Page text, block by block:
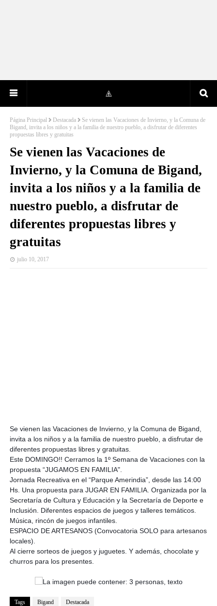
Página Principal Destacada
Se vienen las Vacaciones de Invierno, y la Comuna de
Bigand, invita a los niños y a la familia de nuestro pueblo, a disfrutar de diferentes
propuestas libres y gratuitas
Se vienen las Vacaciones de
Invierno, y la Comuna de Bigand,
invita a los niños y a la familia de
nuestro pueblo, a disfrutar de
diferentes propuestas libres y
gratuitas
julio 10, 2017
Se vienen las Vacaciones de Invierno, y la Comuna de Bigand,
invita a los niños y a la familia de nuestro pueblo, a disfrutar de
diferentes propuestas libres y gratuitas.
Este DOMINGO!! Cerramos la 1º Semana de Vacaciones con la
propuesta “JUGAMOS EN FAMILIA".
Jornada Recreativa en el “Parque Amerindia”, desde las 14:00
Hs. Una propuesta para JUGAR EN FAMILIA. Organizada por la
Secretaría de Cultura y Educación y la Secretaría de Deporte e
Inclusión. Diferentes espacios de juegos y talleres temáticos.
Música, rincón de juegos infantiles.
ESPACIO DE ARTESANOS (Convocatoria SOLO para artesanos
locales).
Al cierre sorteos de juegos y juguetes. Y además, chocolate y
churros para los presentes.
Tags Bigand Destacada